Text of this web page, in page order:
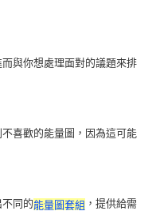
而與你想處理面對的議題來排
不喜歡的能量圖，因為這可能
不同的
能量圖套組 ，提供給需